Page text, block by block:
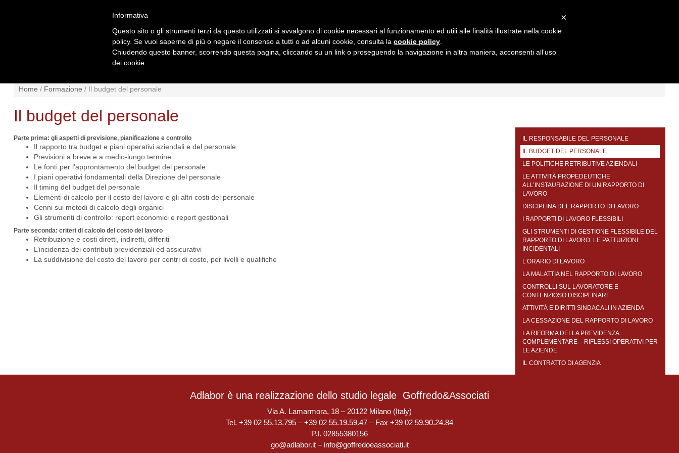
NEWS NORMATIVA
Home / Formazione / Il budget del personale
Il budget del personale
Parte prima: gli aspetti di previsione, pianificazione e controllo
Il rapporto tra budget e piani operativi aziendali e del personale
Previsioni a breve e a medio-lungo termine
Le fonti per l’approntamento del budget del personale
I piani operativi fondamentali della Direzione del personale
Il timing del budget del personale
Elementi di calcolo per il costo del lavoro e gli altri costi del personale
Cenni sui metodi di calcolo degli organici
Gli strumenti di controllo: report economici e report gestionali
Parte seconda: criteri di calcolo del costo del lavoro
Retribuzione e costi diretti, indiretti, differiti
L’incidenza dei contributi previdenziali ed assicurativi
La suddivisione del costo del lavoro per centri di costo, per livelli e qualifiche
IL RESPONSABILE DEL PERSONALE
IL BUDGET DEL PERSONALE
LE POLITICHE RETRIBUTIVE AZIENDALI
LE ATTIVITÀ PROPEDEUTICHE
ALL’INSTAURAZIONE DI UN RAPPORTO DI
LAVORO
DISCIPLINA DEL RAPPORTO DI LAVORO
I RAPPORTI DI LAVORO FLESSIBILI
GLI STRUMENTI DI GESTIONE FLESSIBILE DEL
RAPPORTO DI LAVORO: LE PATTUIZIONI
INCIDENTALI
L’ORARIO DI LAVORO
LA MALATTIA NEL RAPPORTO DI LAVORO
CONTROLLI SUL LAVORATORE E
CONTENZIOSO DISCIPLINARE
ATTIVITÀ E DIRITTI SINDACALI IN AZIENDA
LA CESSAZIONE DEL RAPPORTO DI LAVORO
LA RIFORMA DELLA PREVIDENZA
COMPLEMENTARE – RIFLESSI OPERATIVI PER
LE AZIENDE
IL CONTRATTO DI AGENZIA
Adlabor è una realizzazione dello studio legale Goffredo&Associati
Via A. Lamarmora, 18 – 20122 Milano (Italy)
Tel. +39 02 55.13.795 – +39 02 55.19.59.47 – Fax +39 02 59.90.24.84
P.I. 02855380156
go@adlabor.it– info@goffredoeassociati.it
×
Informativa
Questo sito o gli strumenti terzi da questo utilizzati si avvalgono di cookie necessari al funzionamento ed utili alle finalità illustrate nella cookie
policy. Se vuoi saperne di più o negare il consenso a tutti o ad alcuni cookie, consulta la cookie policy
Chiudendo questo banner, scorrendo questa pagina, cliccando su un link o proseguendo la navigazione in altra maniera, acconsenti all’uso
dei cookie.